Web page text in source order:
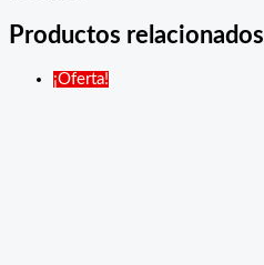
Productos relacionados
¡Oferta!